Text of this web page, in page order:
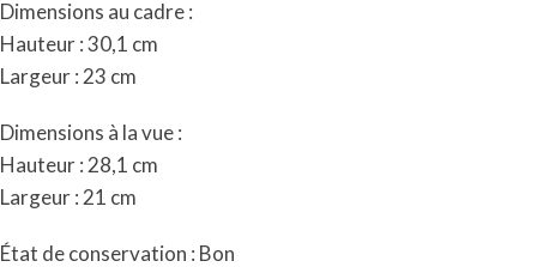
Dimensions au cadre :
Hauteur : 30,1 cm
Largeur : 23 cm
Dimensions à la vue :
Hauteur : 28,1 cm
Largeur : 21 cm
État de conservation : Bon